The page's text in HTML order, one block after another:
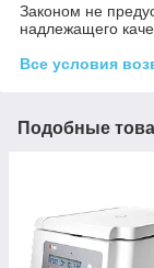
Законом не
надлежащего
Все условия
Подобные